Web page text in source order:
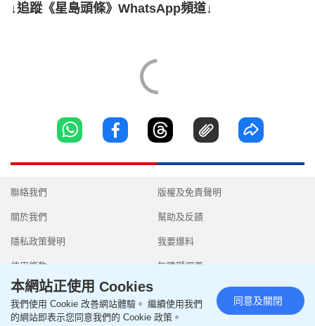
↓追蹤《星島頭條》WhatsApp頻道↓
聯絡我們
關於我們
隱私政策聲明
使用條款
版權及免責聲明
幫助及反饋
我要爆料
無障礙網頁
Copyright © 2026 SingTao Ltd.All rights reserved.
本網站正使用 Cookies
我們使用 Cookie 改善網站體驗。 繼續使用我們
的網站即表示您同意我們的 Cookie 政策。
同意及關閉